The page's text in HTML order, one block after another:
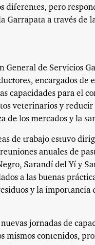
diferentes, pero
Garrapata a través de
de Servicios
encargados de
capacidades para el
veterinarios y
de los mercados y la
de trabajo estuvo
anuales de
Sarandí del Yí y
a las buenas
y la
jornadas de
mismos contenidos,